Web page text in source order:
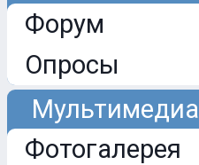
Форум
Опросы
Мультимедиа
Фотогалерея